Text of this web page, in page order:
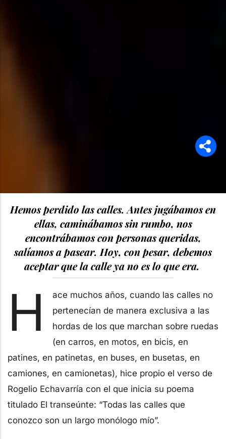
Hemos perdido las calles. Antes jugábamos en
ellas, caminábamos sin rumbo, nos
encontrábamos con personas queridas,
salíamos a pasear. Hoy, con pesar, debemos
aceptar que la calle ya no es lo que era.
H
ace muchos años, cuando las calles no
pertenecían de manera exclusiva a las
hordas de los que marchan sobre ruedas
(en carros, en motos, en bicis, en
patines, en patinetas, en buses, en busetas, en
camiones, en camionetas), hice propio el verso de
Rogelio Echavarría con el que inicia su poema
titulado El transeúnte: “Todas las calles que
conozco son un largo monólogo mío”.